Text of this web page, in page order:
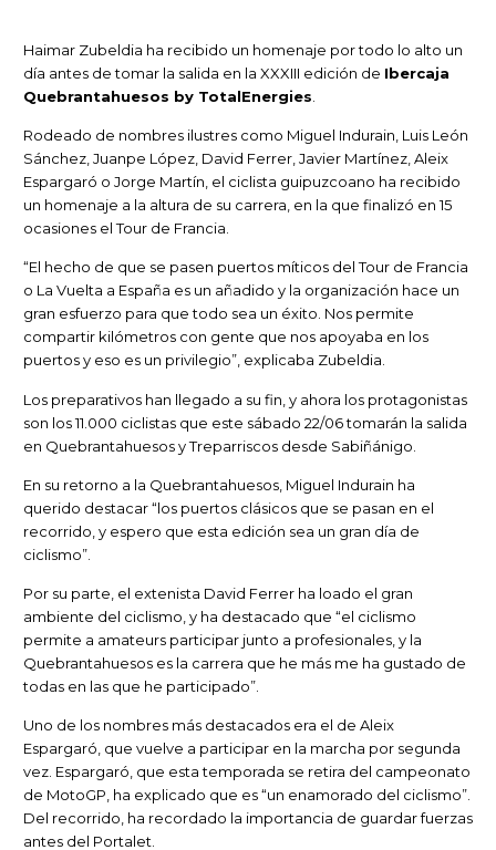
Haimar Zubeldia ha recibido un homenaje por todo lo alto un
día antes de tomar la salida en la XXXIII edición de Ibercaja
Quebrantahuesos by TotalEnergies
Rodeado de nombres ilustres como Miguel Indurain, Luis León
Sánchez, Juanpe López, David Ferrer, Javier Martínez, Aleix
Espargaró o Jorge Martín, el ciclista guipuzcoano ha recibido
un homenaje a la altura de su carrera, en la que finalizó en 15
ocasiones el Tour de Francia.
“El hecho de que se pasen puertos míticos del Tour de Francia
o La Vuelta a España es un añadido y la organización hace un
gran esfuerzo para que todo sea un éxito. Nos permite
compartir kilómetros con gente que nos apoyaba en los
puertos y eso es un privilegio”, explicaba Zubeldia.
Los preparativos han llegado a su fin, y ahora los protagonistas
son los 11.000 ciclistas que este sábado 22/06 tomarán la salida
en Quebrantahuesos y Treparriscos desde Sabiñánigo.
En su retorno a la Quebrantahuesos, Miguel Indurain ha
querido destacar “los puertos clásicos que se pasan en el
recorrido, y espero que esta edición sea un gran día de
ciclismo”.
Por su parte, el extenista David Ferrer ha loado el gran
ambiente del ciclismo, y ha destacado que “el ciclismo
permite a amateurs participar junto a profesionales, y la
Quebrantahuesos es la carrera que he más me ha gustado de
todas en las que he participado”.
Uno de los nombres más destacados era el de Aleix
Espargaró, que vuelve a participar en la marcha por segunda
vez. Espargaró, que esta temporada se retira del campeonato
de MotoGP, ha explicado que es “un enamorado del ciclismo”.
Del recorrido, ha recordado la importancia de guardar fuerzas
antes del Portalet.